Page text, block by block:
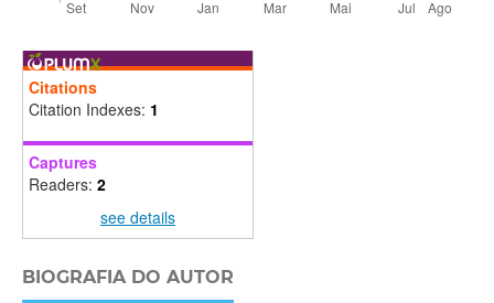
Citations
Citation Indexes: 1
Captures
Readers: 2
see details
BIOGRAFIA DO AUTOR